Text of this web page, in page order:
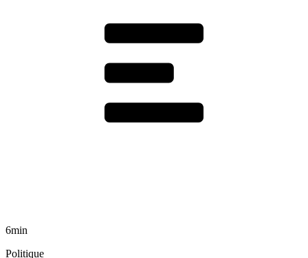
6min
Politique